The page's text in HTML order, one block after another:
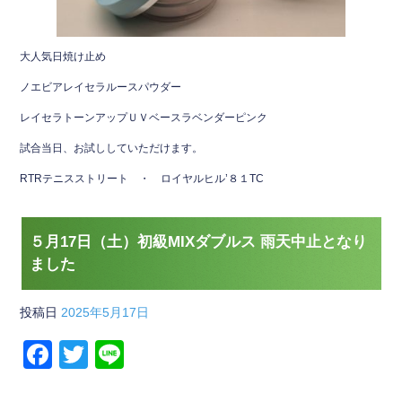
大人気日焼け止め
ノエビアレイセラルースパウダー
レイセラトーンアップＵＶベースラベンダーピンク
試合当日、お試ししていただけます。
RTRテニスストリート ・ ロイヤルヒル’８１TC
５月17日（土）初級MIXダブルス 雨天中止となり
ました
投稿日 2025年5月17日
F
T